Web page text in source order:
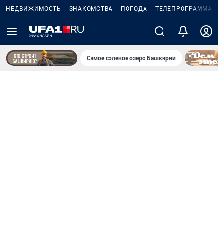
НЕДВИЖИМОСТЬ ЗНАКОМСТВА ПОГОДА ТЕЛЕПРОГРАММА
Самое соленое озеро Башкирии